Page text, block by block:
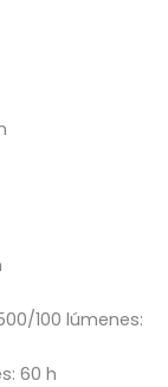
100 lúmenes:
60 h